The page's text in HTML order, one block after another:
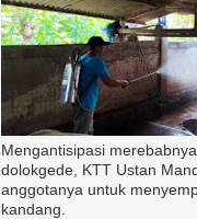
Mengantisipasi
dolokgede, KTT Ustan
anggotanya untuk
kandang.